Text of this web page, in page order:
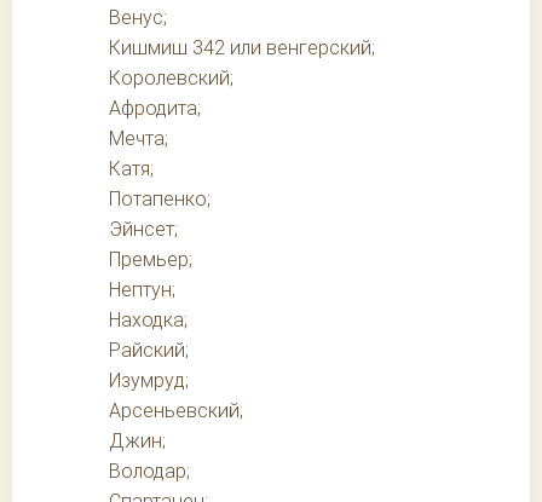
Венус;
Кишмиш 342 или венгерский;
Королевский;
Афродита;
Мечта;
Катя;
Потапенко;
Эйнсет;
Премьер;
Нептун;
Находка;
Райский;
Изумруд;
Арсеньевский;
Джин;
Володар;